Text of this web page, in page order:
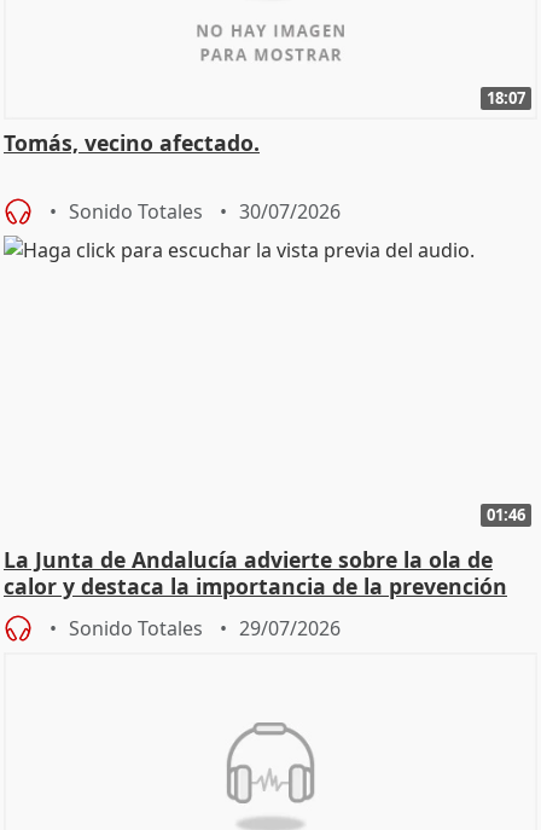
18:07
Tomás, vecino afectado.
Sonido Totales 30/07/2026
01:46
La Junta de Andalucía advierte sobre la ola de
calor y destaca la importancia de la prevención
Sonido Totales 29/07/2026